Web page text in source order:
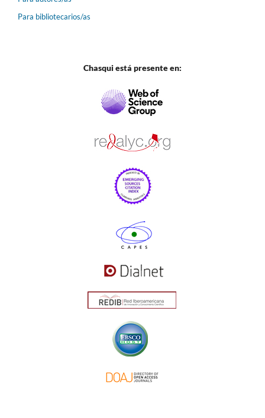
Para bibliotecarios/as
Chasqui está presente en: